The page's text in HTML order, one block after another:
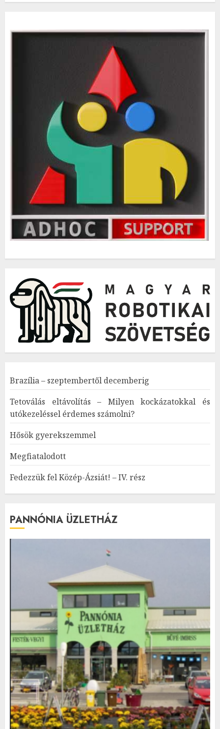
Brazília – szeptembertől decemberig
Tetoválás eltávolítás – Milyen kockázatokkal és
utókezeléssel érdemes számolni?
Hősök gyerekszemmel
Megfiatalodott
Fedezzük fel Közép-Ázsiát! – IV. rész
PANNÓNIA ÜZLETHÁZ